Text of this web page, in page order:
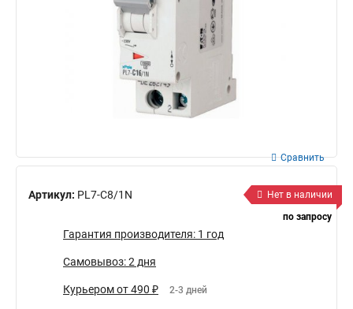
Артикул: PL7-C8/1N
Сравнить
Нет в наличии
по запросу
Гарантия производителя: 1 год
Самовывоз: 2 дня
Курьером от 490 ₽ 2-3 дней